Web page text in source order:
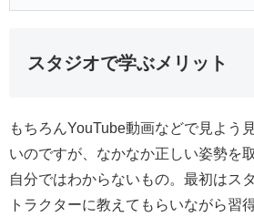
スタジオで学ぶメリット
もちろんYouTube動画などで見よう
いのですが、なかなか正しい姿勢を
自分ではわからないもの。最初はス
トラクターに教えてもらいながら習